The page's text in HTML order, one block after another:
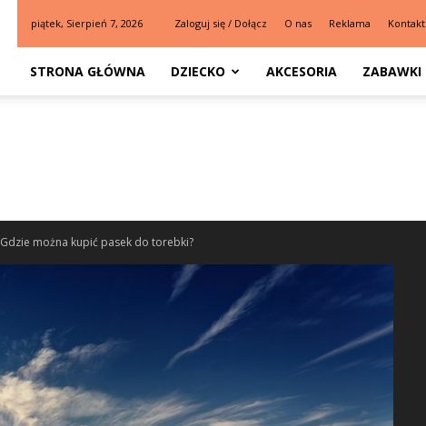
piątek, Sierpień 7, 2026 Zaloguj się / Dołącz O nas Reklama Kontakt
STRONA GŁÓWNA DZIECKO AKCESORIA ZABAWKI
Gdzie można kupić pasek do torebki?